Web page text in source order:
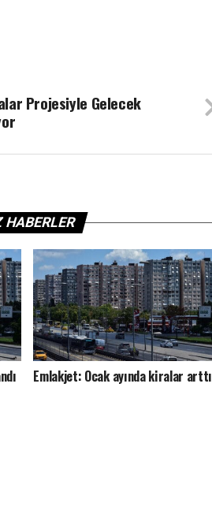
Projesiyle Gelecek
HABERLER
Emlakjet: Ocak ayında kiralar arttı